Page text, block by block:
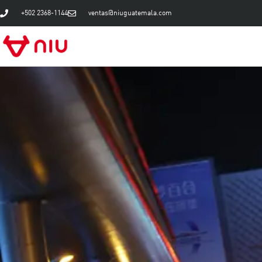
+502 2368-1144 ventas@niuguatemala.com